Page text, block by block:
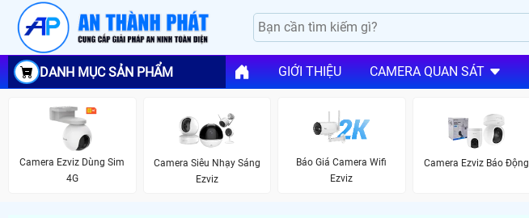
DANH MỤC SẢN PHẨM GIỚI THIỆU CAMERA QUAN SÁT
Camera Ezviz Dùng Sim
4G
Camera Siêu Nhạy Sáng
Ezviz
Báo Giá Camera Wifi
Ezviz
Camera Ezviz Báo Động